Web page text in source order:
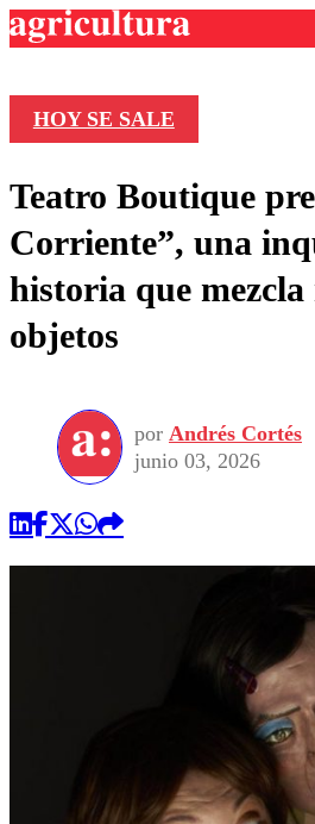
Frecuencias
Agricultura TV
Deportes
Colo Colo
Torneo
Torneo Nacional
Entretención
Internacional
Nacional
Programas
Comercial
HOY SE SALE
Teatro Boutique
Corriente”, una
historia que
objetos
por Andrés Cortés
junio 03, 2026